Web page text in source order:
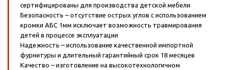
сертифицированы для производства детской мебели
Безопасность – отсутствие острых углов с использованием
кромки АБС 1мм исключает возможность травмирования
детей в процессе эксплуатации
Надежность – использование качественной импортной
фурнитуры и длительный гарантийный срок 18 месяцев
Качество – изготовление на высокотехнологичном